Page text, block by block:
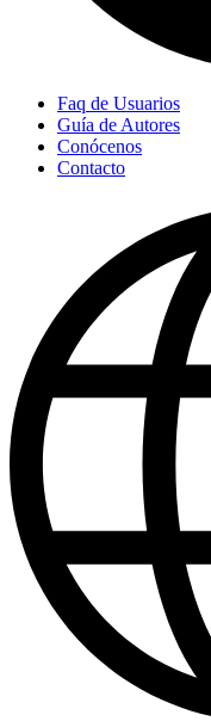
Faq de Usuarios
Guía de Autores
Conócenos
Contacto